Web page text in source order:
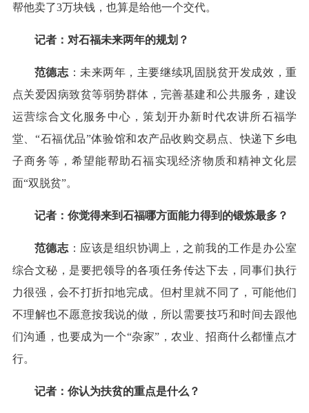
帮他卖了3万块钱，也算是给他一个交代。
记者：对石福未来两年的规划？
范德志 ：未来两年，主要继续巩固脱贫开发成效，重
点关爱因病致贫等弱势群体，完善基建和公共服务，建设
运营综合文化服务中心，策划开办新时代农讲所石福学
堂、“石福优品”体验馆和农产品收购交易点、快递下乡电
子商务等，希望能帮助石福实现经济物质和精神文化层
面“双脱贫”。
记者：你觉得来到石福哪方面能力得到的锻炼最多？
范德志 ：应该是组织协调上，之前我的工作是办公室
综合文秘，是要把领导的各项任务传达下去，同事们执行
力很强，会不打折扣地完成。但村里就不同了，可能他们
不理解也不愿意按我说的做，所以需要技巧和时间去跟他
们沟通，也要成为一个“杂家”，农业、招商什么都懂点才
行。
记者：你认为扶贫的重点是什么？